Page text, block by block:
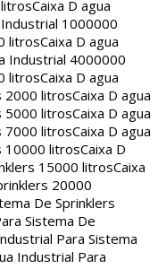
Caixa D agua
Industrial 1000000
litrosCaixa D agua
Industrial 4000000
litrosCaixa D agua
2000 litrosCaixa D agua
5000 litrosCaixa D agua
7000 litrosCaixa D agua
10000 litrosCaixa D
15000 litrosCaixa
20000
De Sprinklers
Sistema De
Para Sistema
Industrial Para